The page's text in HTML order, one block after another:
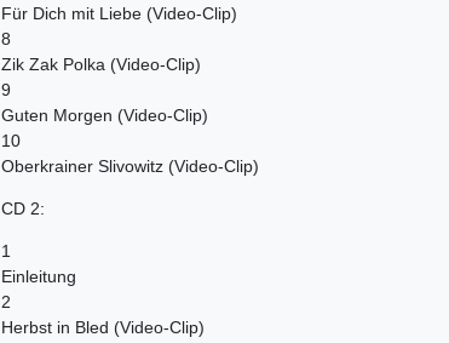
Für Dich mit Liebe (Video-Clip)
8
Zik Zak Polka (Video-Clip)
9
Guten Morgen (Video-Clip)
10
Oberkrainer Slivowitz (Video-Clip)
CD 2:
1
Einleitung
2
Herbst in Bled (Video-Clip)